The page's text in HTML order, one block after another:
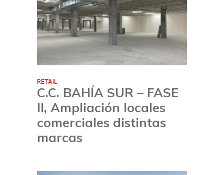
RETAIL
C.C. BAHÍA SUR – FASE
II, Ampliación locales
comerciales distintas
marcas